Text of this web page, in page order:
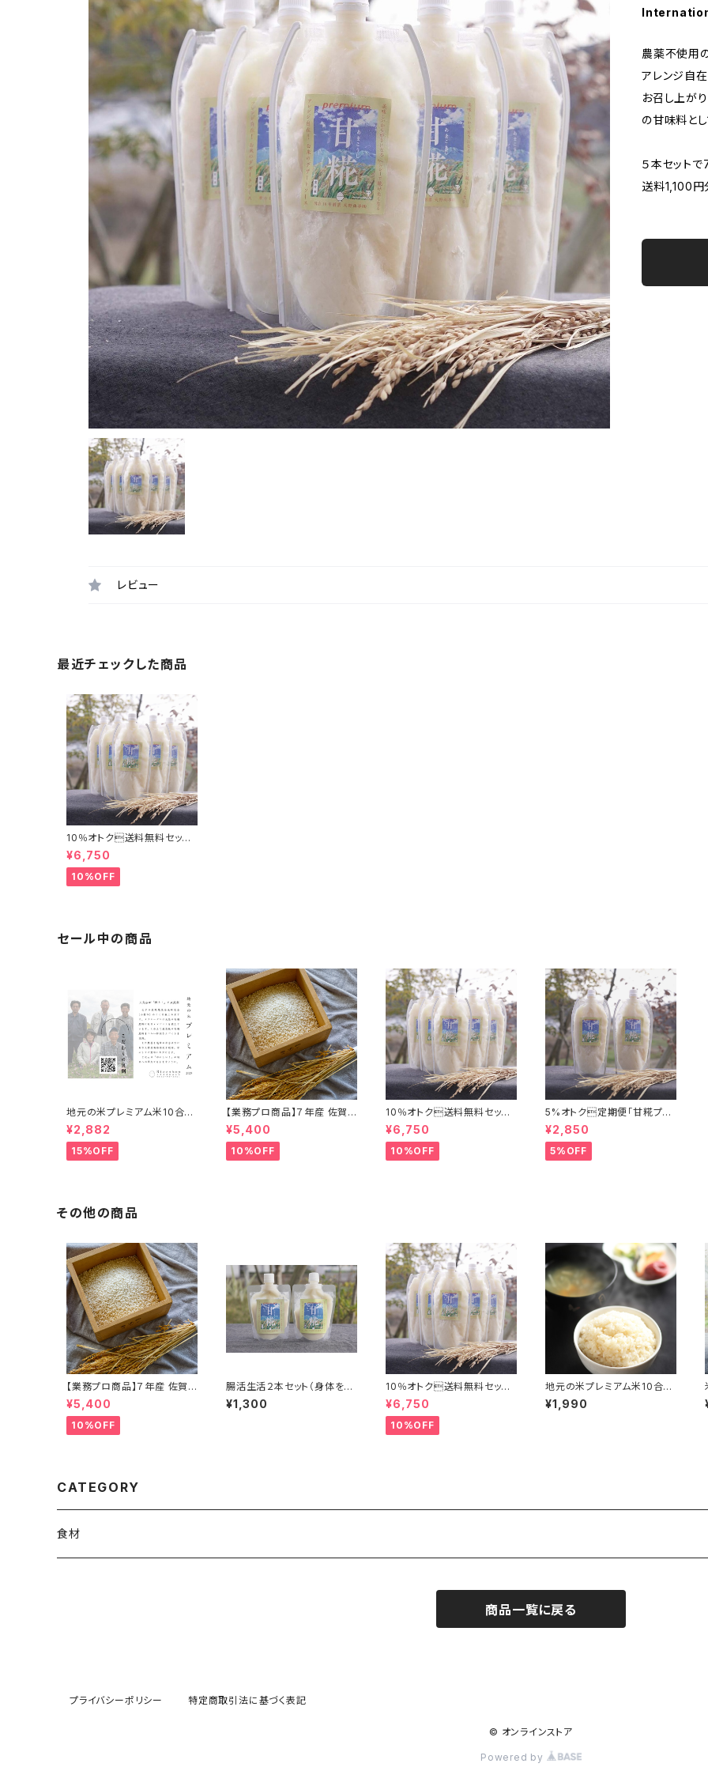
農薬不使用
アレンジ自
お召し上が
の甘味料と
５本セット
送料1,100円
レビュー
最近チェックした商品
10％オトク送料無料セット
「甘糀プレーン500g×５本」
¥6,750
10%OFF
セール中の商品
地元の米プレミアム米10合1.
5kg×２
¥2,882
15%OFF
【業務プロ商品】７年産 佐賀
県産福岡県産もち米５kg
¥5,400
10%OFF
10％オトク送料無料セット
「甘糀プレーン500g×５本」
¥6,750
10%OFF
5%オトク定期便「甘糀プレ
ーン500g×２本」
¥2,850
5%OFF
その他の商品
【業務プロ商品】７年産 佐賀
県産福岡県産もち米５kg
¥5,400
10%OFF
腸活生活２本セット（身体を整
えるお手軽おやつになります）
¥1,300
10％オトク送料無料セット
「甘糀プレーン500g×５本」
¥6,750
10%OFF
地元の米プレミアム米10合1.
5kg
¥1,990
CATEGORY
食材
商品一覧に戻る
プライバシーポリシー 特定商取引法に基づく表記
© オンラインストア
Powered by